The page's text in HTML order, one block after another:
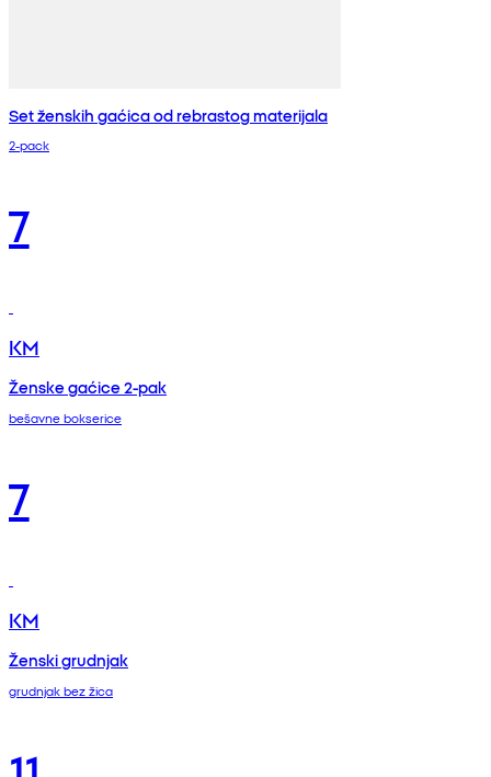
Set ženskih gaćica od rebrastog materijala
2-pack
7
KM
Ženske gaćice 2-pak
bešavne bokserice
7
KM
Ženski grudnjak
grudnjak bez žica